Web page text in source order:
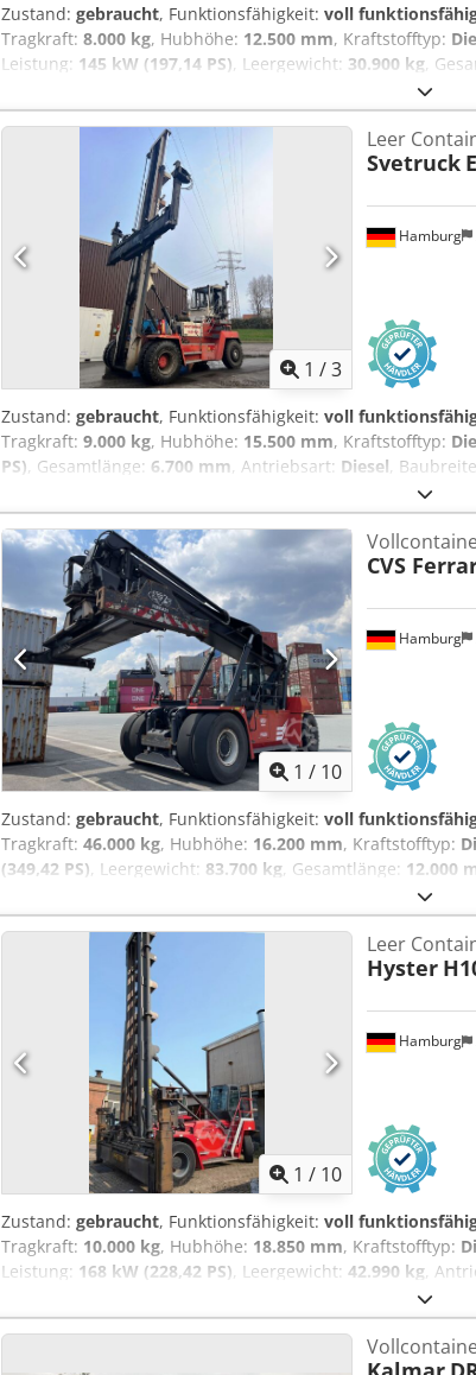
Zustand: gebraucht, Funktionsfähigkeit: voll
Tragkraft: 8.000 kg, Hubhöhe: 12.500 mm, Kraftstofftyp:
Leistung: 145 kW (197,14 PS), Leergewicht: 30.900 kg,
, Leer Containerstapler
Zustand: Einsatzbereit und voll funktionsfähig Dodpfx
vorne Typ: Luft Bereifung vorne Grösse: 12.00-20
Luft Bereifung hinten Grösse: 12.00-20 Bereifung hinten
1 /3
Hamburg
Leer
Svetruck
Zustand: gebraucht, Funktionsfähigkeit: voll
Tragkraft: 9.000 kg, Hubhöhe: 15.500 mm, Kraftstofftyp:
PS), Gesamtlänge: 6.700 mm, Antriebsart: Diesel,
Lastschwerpunkt: 1220 Masttyp: Duplex Getriebe: ZF
Einsatzbereit und voll funktionsfähig Zustand Technisch:
side spreader stacking height 6+1 96
1 / 10
Hamburg
CVS
Zustand: gebraucht, Funktionsfähigkeit: voll
Tragkraft: 46.000 kg, Hubhöhe: 16.200 mm, Kraftstofftyp:
(349,42 PS), Leergewicht: 83.700 kg, Gesamtlänge: 12.000
Vollcontainer Reachstacker Lastschwerpunkt: 1780
funktionsfähig Zustand Technisch: sehr gut Bereifung
Bereifung hinten Typ: Luft Dcedpfxjznpgaj Akwjk
jacks for increase of capacity hydraulically sliding cabin
spreader rear view camera air-condition (automatic
20‘-40‘ DE: hydraulische Abstützung für höhere
Chassis, Ausleger und Spreader hydraulisch
automatische Spreaderverstellung 20-40 Rückfahrkamera
1 / 10
Hamburg
Leer
Hyster
Zustand: gebraucht, Funktionsfähigkeit: voll
Tragkraft: 10.000 kg, Hubhöhe: 18.850 mm, Kraftstofftyp:
Leistung: 168 kW (228,42 PS), Leergewicht: 42.990 kg,
Dcedpjzllifsfx Akwok Lastschwerpunkt: 1220 Masttyp:
Zustand: Einsatzbereit und voll funktionsfähig Zustand
14.00-24 Bereifung vorne Zustand: 40 - 60% Bereifung